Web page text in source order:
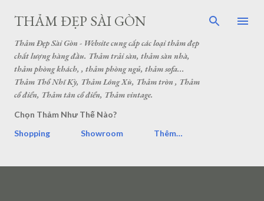
THẢM ĐẸP SÀI GÒN
Thảm Đẹp Sài Gòn - Website cung cấp các loại thảm đẹp
chất lượng hàng đầu. Thảm trải sàn, thảm sàn nhà,
thảm phòng khách, , thảm phòng ngủ, thảm sofa...
Thảm Thổ Nhĩ Kỳ, Thảm Lông Xù, Thảm tròn , Thảm
cổ điển, Thảm tân cổ điển, Thảm vintage.
Chọn Thảm Như Thế Nào?
Shopping
Showroom Thêm…